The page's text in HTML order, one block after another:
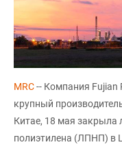
MRC-- Компания Fujian
крупный
Китае, 18 мая
полиэтилена (ЛПНП) в